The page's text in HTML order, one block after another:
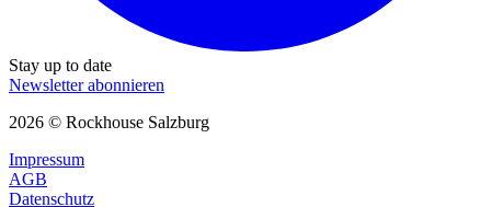
Stay up to date
Newsletter abonnieren
2026 © Rockhouse Salzburg
Impressum
AGB
Datenschutz